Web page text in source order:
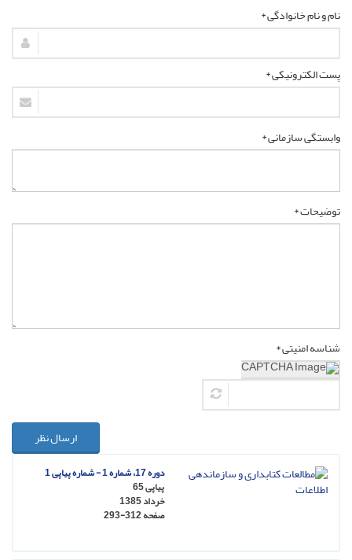
نام و نام خانوادگی *
پست الکترونیکی *
وابستگی سازمانی *
توضیحات *
شناسه امنیتی *
ارسال نظر
دوره 17، شماره 1 - شماره پیاپی 1
پیاپی 65
خرداد 1385
صفحه293-312